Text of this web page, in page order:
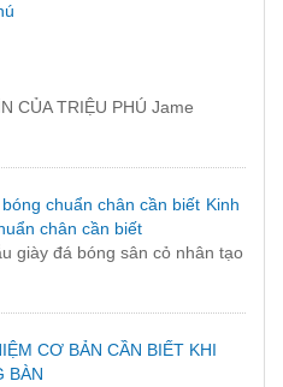
CỦA TRIỆU PHÚ Jame
Kinh
chân cần biết
giày đá bóng sân cỏ nhân tạo
CƠ BẢN CẦN BIẾT KHI
BÀN